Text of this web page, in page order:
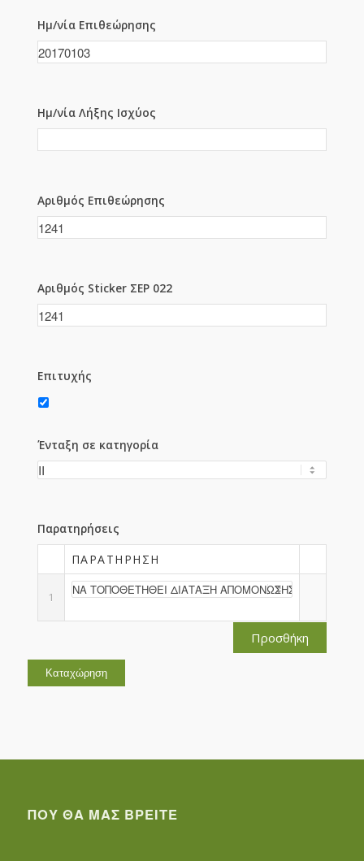
Ημ/νία Επιθεώρησης
Ημ/νία Λήξης Ισχύος
Αριθμός Επιθεώρησης
Αριθμός Sticker ΣΕΡ 022
Επιτυχής
Ένταξη σε κατηγορία
Παρατηρήσεις
ΠΑΡΑΤΉΡΗΣΗ
1
Προσθήκη
ΠΟΥ ΘΑ ΜΑΣ ΒΡΕΊΤΕ